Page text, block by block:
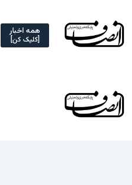
content
همه اخبار
[کلیک کن]